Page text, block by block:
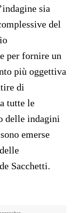
sia
del
per fornire un
più oggettiva
di
tutte le
delle indagini
emerse
Sacchetti.